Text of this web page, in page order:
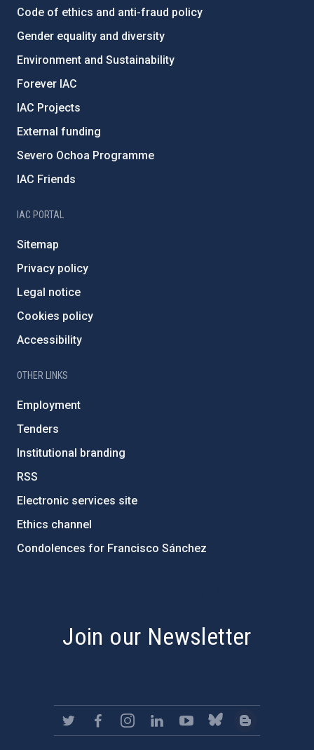
Code of ethics and anti-fraud policy
Gender equality and diversity
Environment and Sustainability
Forever IAC
IAC Projects
External funding
Severo Ochoa Programme
IAC Friends
IAC PORTAL
Sitemap
Privacy policy
Legal notice
Cookies policy
Accessibility
OTHER LINKS
Employment
Tenders
Institutional branding
RSS
Electronic services site
Ethics channel
Condolences for Francisco Sánchez
Join our Newsletter